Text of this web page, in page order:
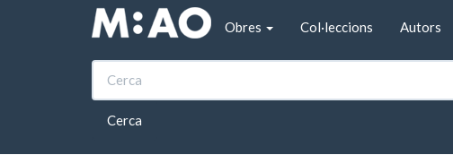
Vés al contingut
Obres
Col·leccions Autors
Cerca
Inici Can Morgades del Grau
Can Morgades del Grau